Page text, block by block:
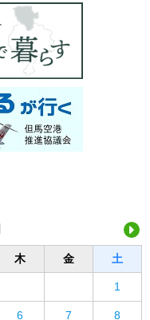
木 金 土
1
6 7 8